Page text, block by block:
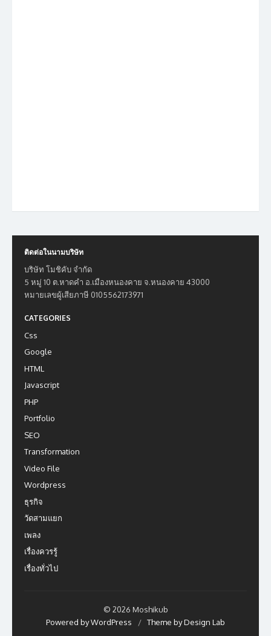
ติดต่อในนามบริษัท
บริษัท โมชิคับ จำกัด
5 หมู่ 10 ต.หาดคำ อ.เมืองหนองคาย จ.หนองคาย 43000
หมายเลขผู้เสียภาษี 0105562173971
CATEGORIES
Css
Google
HTML
Javascript
PHP
Portfolio
SEO
Transformation
Video File
Wordpress
ธุรกิจ
วัดสามแยก
เพลง
เรื่องควรรู้
เรื่องทั่วไป
© 2026 Moshikub
Powered by WordPress
/ Theme by Design Lab